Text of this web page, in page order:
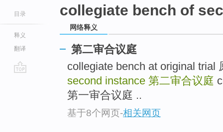
目录
释义
翻译
collegiate bench of
网络释义
第二审合议庭
collegiate bench at original trial
second instance 第二审合议庭
第一审合议庭 ..
基于8个网页-相关网页